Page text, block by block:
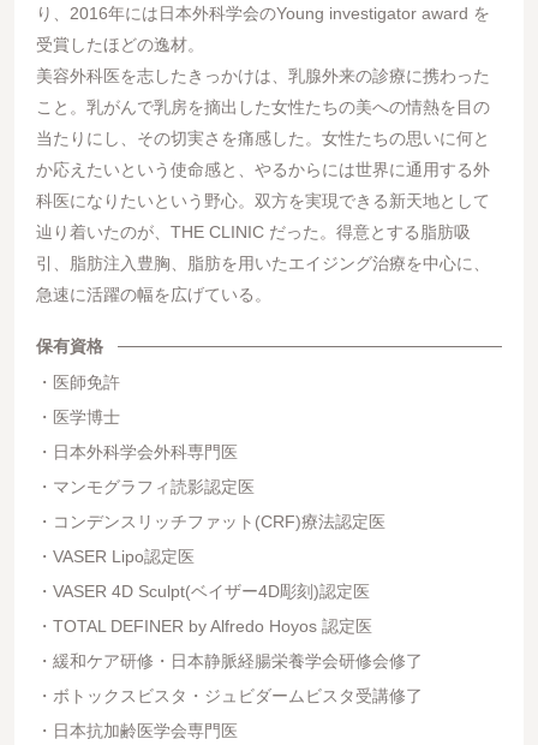
り、2016年には日本外科学会のYoung investigator award を
受賞したほどの逸材。
美容外科医を志したきっかけは、乳腺外来の診療に携わった
こと。乳がんで乳房を摘出した女性たちの美への情熱を目の
当たりにし、その切実さを痛感した。女性たちの思いに何と
か応えたいという使命感と、やるからには世界に通用する外
科医になりたいという野心。双方を実現できる新天地として
辿り着いたのが、THE CLINIC だった。得意とする脂肪吸
引、脂肪注入豊胸、脂肪を用いたエイジング治療を中心に、
急速に活躍の幅を広げている。
保有資格
医師免許
医学博士
日本外科学会外科専門医
マンモグラフィ読影認定医
コンデンスリッチファット(CRF)療法認定医
VASER Lipo認定医
VASER 4D Sculpt(ベイザー4D彫刻)認定医
TOTAL DEFINER by Alfredo Hoyos 認定医
緩和ケア研修・日本静脈経腸栄養学会研修会修了
ボトックスビスタ・ジュビダームビスタ受講修了
日本抗加齢医学会専門医